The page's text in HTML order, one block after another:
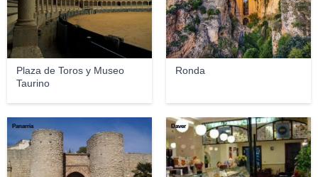
Plaza de Toros y Museo
Taurino
Ronda
Panarria Daver